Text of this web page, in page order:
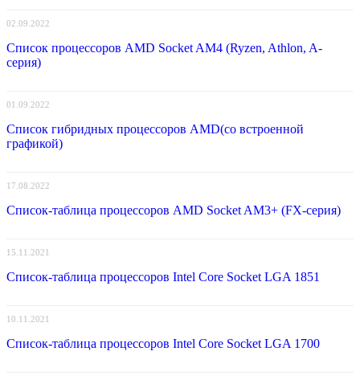
02.09.2022
Список процессоров AMD Socket AM4 (Ryzen, Athlon, A-
серия)
01.09.2022
Список гибридных процессоров AMD(со встроенной
графикой)
17.08.2022
Список-таблица процессоров AMD Socket AM3+ (FX-серия)
15.11.2021
Список-таблица процессоров Intel Core Socket LGA 1851
10.11.2021
Список-таблица процессоров Intel Core Socket LGA 1700